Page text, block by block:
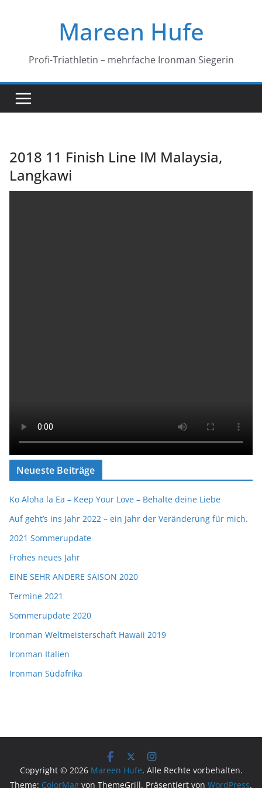
Mareen Hufe
Profi-Triathletin – mehrfache Ironman Siegerin
2018 11 Finish Line IM Malaysia,
Langkawi
Neueste Beiträge
Ko Aloha la Ea – Keep Your Love – Behalte deine Liebe
Auf geht’s ins Jahr 2022 – ein Jahr der Veränderung für mich.
2021 Sommerupdate
Frohes neues Jahr
EINE SEHR ANDERE SAISON 2020
Termine 2021
Sommerupdate 2020
Ironman Weltmeisterschaft Hawaii 2019
Ironman Italien
Ironman Südafrika
Copyright © 2026 Mareen Hufe. Alle Rechte vorbehalten.
Theme: ColorMag von ThemeGrill. Präsentiert von WordPress.